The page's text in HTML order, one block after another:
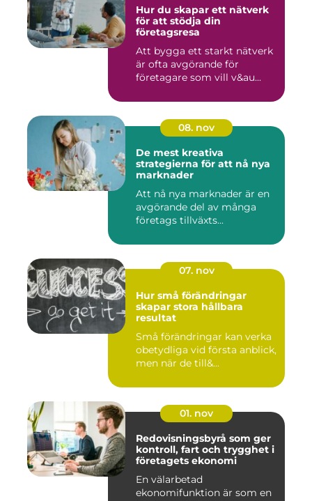
Hur du skapar ett nätverk
för att stödja din
företagsresa
Att bygga ett starkt nätverk
är ofta avgörande för
företagare som vill v&au...
08. nov
De mest kreativa
strategierna för att nå nya
marknader
Att nå nya marknader är en
avgörande del av många
företags tillväxts...
07. nov
Hur små förändringar
skapar stora hållbara
resultat
Små förändringar kan verka
obetydliga vid första anblick,
men när de till&...
01. nov
Redovisningsbyrå som ger
kontroll, fart och trygghet i
företagets ekonomi
En välarbetad
ekonomifunktion är som en